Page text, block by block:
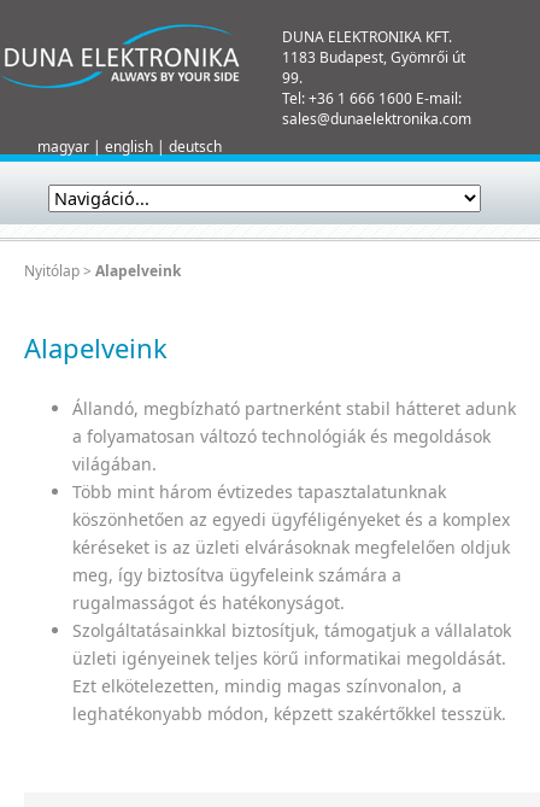
DUNA ELEKTRONIKA KFT.
1183 Budapest, Gyömrői út
99.
Tel: +36 1 666 1600 E-mail:
sales@dunaelektronika.com
magyar | english | deutsch
Nyitólap> Alapelveink
Alapelveink
Állandó, megbízható partnerként stabil hátteret adunk
a folyamatosan változó technológiák és megoldások
világában.
Több mint három évtizedes tapasztalatunknak
köszönhetően az egyedi ügyféligényeket és a komplex
kéréseket is az üzleti elvárásoknak megfelelően oldjuk
meg, így biztosítva ügyfeleink számára a
rugalmasságot és hatékonyságot.
Szolgáltatásainkkal biztosítjuk, támogatjuk a vállalatok
üzleti igényeinek teljes körű informatikai megoldását.
Ezt elkötelezetten, mindig magas színvonalon, a
leghatékonyabb módon, képzett szakértőkkel tesszük.